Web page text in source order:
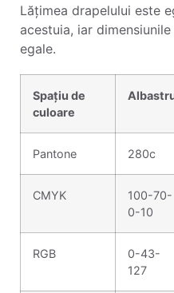
Lățimea drapelului este
acestuia, iar
egale.
Spațiu de
culoare
Pantone 280c
CMYK
100-70-
0-10
RGB
0-43-
127